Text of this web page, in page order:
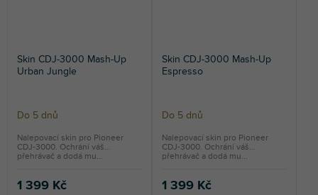
Skin CDJ-3000 Mash-Up
Urban Jungle
Do 5 dnů
1 399 Kč
Nalepovací skin pro Pioneer
CDJ-3000. Ochrání váš
přehrávač a dodá mu...
Skin CDJ-3000 Mash-Up
Espresso
Do 5 dnů
1 399 Kč
Nalepovací skin pro Pioneer
CDJ-3000. Ochrání váš
přehrávač a dodá mu...